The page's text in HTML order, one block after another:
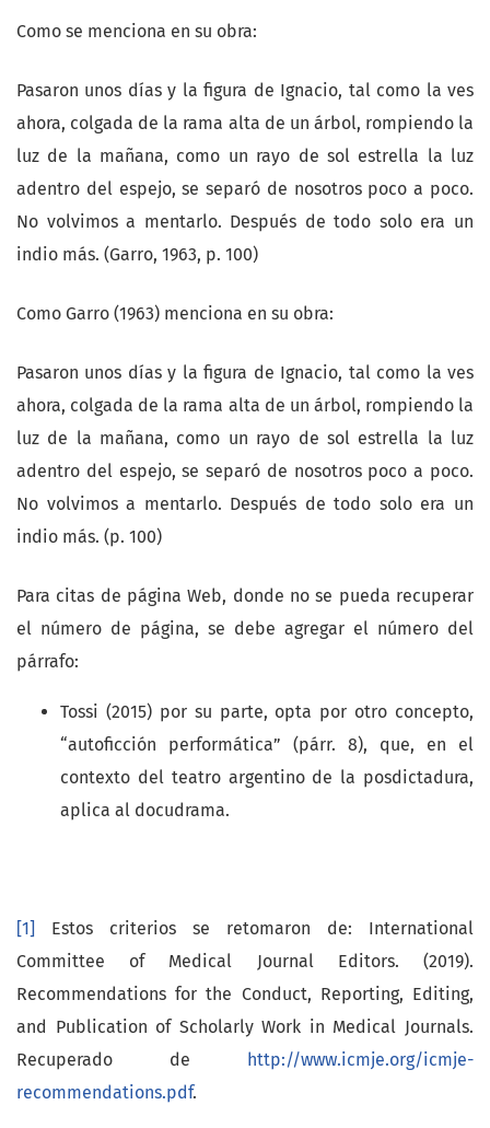
Como se menciona en su obra:
Pasaron unos días y la figura de Ignacio, tal como la ves
ahora, colgada de la rama alta de un árbol, rompiendo la
luz de la mañana, como un rayo de sol estrella la luz
adentro del espejo, se separó de nosotros poco a poco.
No volvimos a mentarlo. Después de todo solo era un
indio más. (Garro, 1963, p. 100)
Como Garro (1963) menciona en su obra:
Pasaron unos días y la figura de Ignacio, tal como la ves
ahora, colgada de la rama alta de un árbol, rompiendo la
luz de la mañana, como un rayo de sol estrella la luz
adentro del espejo, se separó de nosotros poco a poco.
No volvimos a mentarlo. Después de todo solo era un
indio más. (p. 100)
Para citas de página Web, donde no se pueda recuperar
el número de página, se debe agregar el número del
párrafo:
Tossi (2015) por su parte, opta por otro concepto,
“autoficción performática” (párr. 8), que, en el
contexto del teatro argentino de la posdictadura,
aplica al docudrama.
[1]
Estos criterios se retomaron de: International
Committee of Medical Journal Editors. (2019).
Recommendations for the Conduct, Reporting, Editing,
and Publication of Scholarly Work in Medical Journals.
Recuperado de
http://www.icmje.org/icmje-
recommendations.pdf.